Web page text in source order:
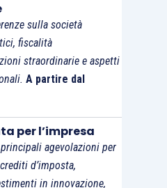
sulla società
fiscalità
straordinarie e aspetti
A partire dal
per l’impresa
agevolazioni per
d’imposta,
in innovazione,